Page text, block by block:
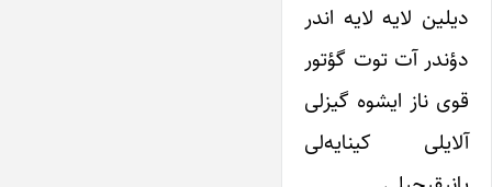
دیلین لایه لایه اندر
دؤندر آت توت گؤتور
قوی ناز ایشوه گیزلی
آلایلی کینایه‌لی